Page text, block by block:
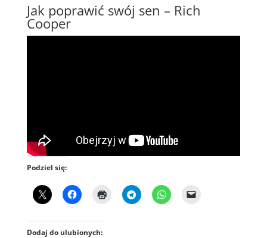
Jak poprawić swój sen – Rich
Cooper
Podziel się:
Dodaj do ulubionych: